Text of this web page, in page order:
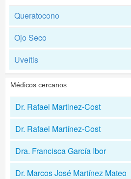
Queratocono
Ojo Seco
Uveítis
Médicos cercanos
Dr. Rafael Martinez-Cost
Dr. Rafael Martínez-Cost
Dra. Francisca García Ibor
Dr. Marcos José Martínez Mateo